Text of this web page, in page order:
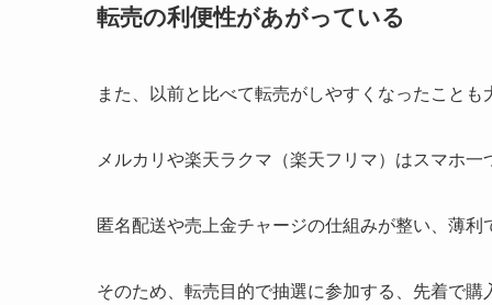
転売の利便性があがっている
また、以前と比べて転売がしやすくなったことも
メルカリや楽天ラクマ（楽天フリマ）はスマホ一
匿名配送や売上金チャージの仕組みが整い、薄
そのため、転売目的で抽選に参加する、先着で